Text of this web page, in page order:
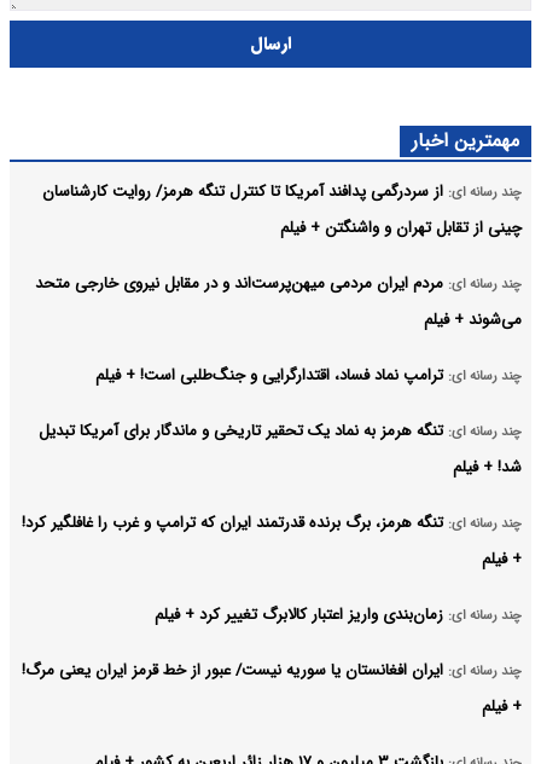
ارسال
مهمترین اخبار
چند رسانه ای: از سردرگمی پدافند آمریکا تا کنترل تنگه هرمز/ روایت کارشناسان
چینی از تقابل تهران و واشنگتن + فیلم
چند رسانه ای: مردم ایران مردمی میهن‌پرست‌اند و در مقابل نیروی خارجی متحد
می‌شوند + فیلم
چند رسانه ای: ترامپ نماد فساد، اقتدارگرایی و جنگ‌طلبی است! + فیلم
چند رسانه ای: تنگه هرمز به نماد یک تحقیر تاریخی و ماندگار برای آمریکا تبدیل
شد! + فیلم
چند رسانه ای: تنگه هرمز، برگ برنده قدرتمند ایران که ترامپ و غرب را غافلگیر کرد!
+ فیلم
چند رسانه ای: زمان‌بندی واریز اعتبار کالابرگ تغییر کرد + فیلم
چند رسانه ای: ایران افغانستان یا سوریه نیست/ عبور از خط قرمز ایران یعنی مرگ!
+ فیلم